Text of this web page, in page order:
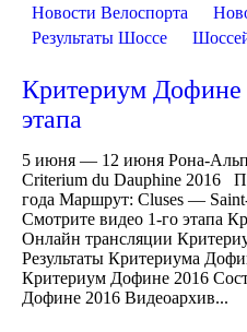
Новости Велоспорта
Результаты Шоссе
Критериум Дофине
этапа
5 июня — 12 июня Рона-
Criterium du Dauphine 2016
года Маршрут: Cluses —
Смотрите видео 1-го этапа
Онлайн трансляции
Результаты Критериума
Критериум Дофине 2016
Дофине 2016 Видеоархив...